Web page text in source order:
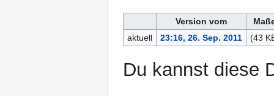
Version vom
aktuell
23:16, 26. Sep. 2011 (43
Du kannst diese